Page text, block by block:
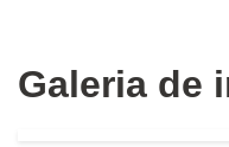
Galeria de